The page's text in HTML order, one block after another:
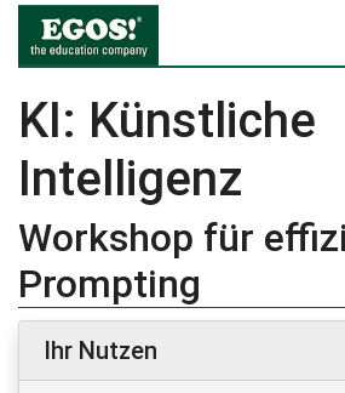
KI: Künstliche
Intelligenz
Workshop für
Prompting
Ihr Nutzen